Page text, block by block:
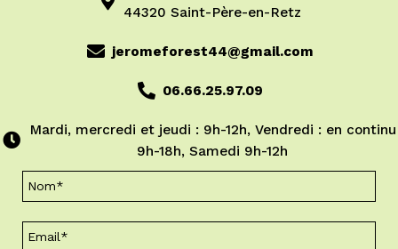
44320 Saint-Père-en-Retz
jeromeforest44@gmail.com
06.66.25.97.09
Mardi, mercredi et jeudi : 9h-12h, Vendredi : en continu
9h-18h, Samedi 9h-12h